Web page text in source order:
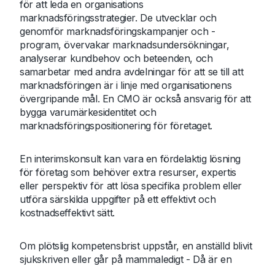
för att leda en organisations
marknadsföringsstrategier. De utvecklar och
genomför marknadsföringskampanjer och -
program, övervakar marknadsundersökningar,
analyserar kundbehov och beteenden, och
samarbetar med andra avdelningar för att se till att
marknadsföringen är i linje med organisationens
övergripande mål. En CMO är också ansvarig för att
bygga varumärkesidentitet och
marknadsföringspositionering för företaget.
En interimskonsult kan vara en fördelaktig lösning
för företag som behöver extra resurser, expertis
eller perspektiv för att lösa specifika problem eller
utföra särskilda uppgifter på ett effektivt och
kostnadseffektivt sätt.
Om plötslig kompetensbrist uppstår, en anställd blivit
sjukskriven eller går på mammaledigt - Då är en